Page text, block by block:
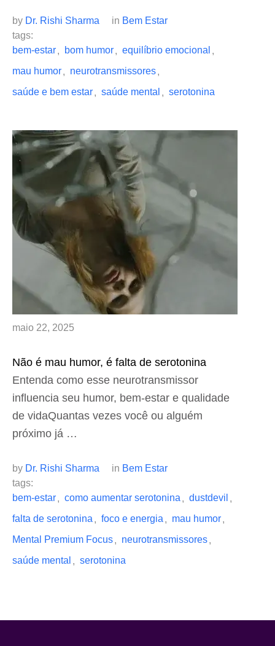
by Dr. Rishi Sharma in Bem Estar
tags:
bem-estar, bom humor, equilíbrio emocional ,
mau humor, neurotransmissores,
saúde e bem estar, saúde mental , serotonina
maio 22, 2025
Não é mau humor, é falta de serotonina
Entenda como esse neurotransmissor
influencia seu humor, bem-estar e qualidade
de vidaQuantas vezes você ou alguém
próximo já …
by Dr. Rishi Sharma in Bem Estar
tags:
bem-estar, como aumentar serotonina , dustdevil ,
falta de serotonina , foco e energia , mau humor,
Mental Premium Focus, neurotransmissores,
saúde mental , serotonina